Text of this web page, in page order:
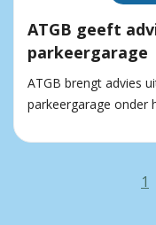
ATGB geeft
parkeergarage
ATGB brengt advies
parkeergarage onder
1